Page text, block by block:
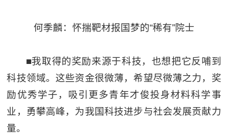
何季麟：怀揣靶材报国梦的“稀有”院士
■我取得的奖励来源于科技，也想把它反哺到
科技领域。这些资金很微薄，希望尽微薄之力，奖
励优秀学子，吸引更多青年才俊投身材料科学事
业，勇攀高峰，为我国科技进步与社会发展贡献力
量。